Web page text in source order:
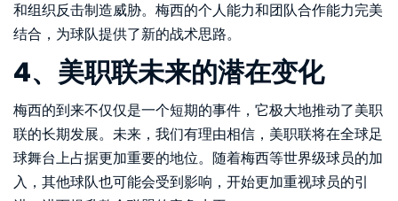
和组织反击制造威胁。梅西的个人能力和团队合作能力完美
结合，为球队提供了新的战术思路。
4、美职联未来的潜在变化
梅西的到来不仅仅是一个短期的事件，它极大地推动了美职
联的长期发展。未来，我们有理由相信，美职联将在全球足
球舞台上占据更加重要的地位。随着梅西等世界级球员的加
入，其他球队也可能会受到影响，开始更加重视球员的引